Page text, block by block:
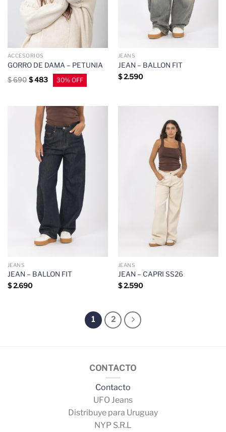
ACCESORIOS
GORRO DE DAMA – PETUNIA
$690 $483
JEANS
JEAN – BALLON FIT
$2.590
JEANS
JEAN – BALLON FIT
$2.690
JEANS
JEAN – CAPRI SS26
$2.590
1 2
CONTACTO
Contacto
UFO Jeans
Distribuye para Uruguay
NYP S.R.L